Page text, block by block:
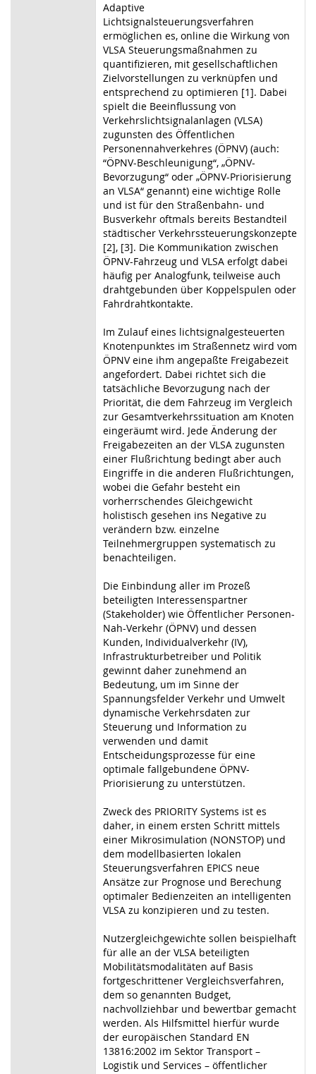
Adaptive
Lichtsignalsteuerungsverfahren
ermöglichen es, online die Wirkung von
VLSA Steuerungsmaßnahmen zu
quantifizieren, mit gesellschaftlichen
Zielvorstellungen zu verknüpfen und
entsprechend zu optimieren [1]. Dabei
spielt die Beeinflussung von
Verkehrslichtsignalanlagen (VLSA)
zugunsten des Öffentlichen
Personennahverkehres (ÖPNV) (auch:
“ÖPNV-Beschleunigung“, „ÖPNV-
Bevorzugung“ oder „ÖPNV-Priorisierung
an VLSA“ genannt) eine wichtige Rolle
und ist für den Straßenbahn- und
Busverkehr oftmals bereits Bestandteil
städtischer Verkehrssteuerungskonzepte
[2], [3]. Die Kommunikation zwischen
ÖPNV-Fahrzeug und VLSA erfolgt dabei
häufig per Analogfunk, teilweise auch
drahtgebunden über Koppelspulen oder
Fahrdrahtkontakte.
Im Zulauf eines lichtsignalgesteuerten
Knotenpunktes im Straßennetz wird vom
ÖPNV eine ihm angepaßte Freigabezeit
angefordert. Dabei richtet sich die
tatsächliche Bevorzugung nach der
Priorität, die dem Fahrzeug im Vergleich
zur Gesamtverkehrssituation am Knoten
eingeräumt wird. Jede Änderung der
Freigabezeiten an der VLSA zugunsten
einer Flußrichtung bedingt aber auch
Eingriffe in die anderen Flußrichtungen,
wobei die Gefahr besteht ein
vorherrschendes Gleichgewicht
holistisch gesehen ins Negative zu
verändern bzw. einzelne
Teilnehmergruppen systematisch zu
benachteiligen.
Die Einbindung aller im Prozeß
beteiligten Interessenspartner
(Stakeholder) wie Öffentlicher Personen-
Nah-Verkehr (ÖPNV) und dessen
Kunden, Individualverkehr (IV),
Infrastrukturbetreiber und Politik
gewinnt daher zunehmend an
Bedeutung, um im Sinne der
Spannungsfelder Verkehr und Umwelt
dynamische Verkehrsdaten zur
Steuerung und Information zu
verwenden und damit
Entscheidungsprozesse für eine
optimale fallgebundene ÖPNV-
Priorisierung zu unterstützen.
Zweck des PRIORITY Systems ist es
daher, in einem ersten Schritt mittels
einer Mikrosimulation (NONSTOP) und
dem modellbasierten lokalen
Steuerungsverfahren EPICS neue
Ansätze zur Prognose und Berechung
optimaler Bedienzeiten an intelligenten
VLSA zu konzipieren und zu testen.
Nutzergleichgewichte sollen beispielhaft
für alle an der VLSA beteiligten
Mobilitätsmodalitäten auf Basis
fortgeschrittener Vergleichsverfahren,
dem so genannten Budget,
nachvollziehbar und bewertbar gemacht
werden. Als Hilfsmittel hierfür wurde
der europäischen Standard EN
13816:2002 im Sektor Transport –
Logistik und Services – öffentlicher